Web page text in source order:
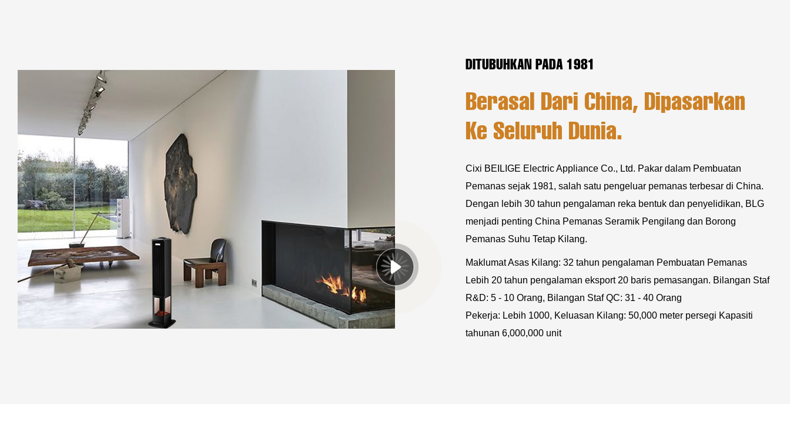
DITUBUHKAN PADA 1981
Berasal Dari China, Dipasarkan
Ke Seluruh Dunia.
Cixi BEILIGE Electric Appliance Co., Ltd. Pakar dalam Pembuatan
Pemanas sejak 1981, salah satu pengeluar pemanas terbesar di China.
Dengan lebih 30 tahun pengalaman reka bentuk dan penyelidikan, BLG
menjadi penting China Pemanas Seramik Pengilang dan Borong
Pemanas Suhu Tetap Kilang.
Maklumat Asas Kilang: 32 tahun pengalaman Pembuatan Pemanas
Lebih 20 tahun pengalaman eksport 20 baris pemasangan. Bilangan Staf
R&D: 5 - 10 Orang, Bilangan Staf QC: 31 - 40 Orang
Pekerja: Lebih 1000, Keluasan Kilang: 50,000 meter persegi Kapasiti
tahunan 6,000,000 unit